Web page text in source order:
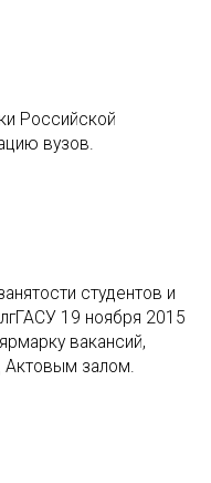
Российской
вузов.
студентов и
19 ноября 2015
вакансий,
Актовым залом.